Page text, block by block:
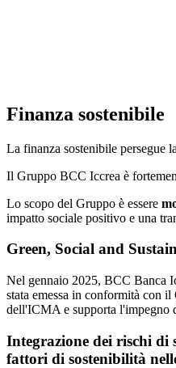
Finanza sostenibile
La finanza sostenibile persegue
Il Gruppo BCC Iccrea è
Lo scopo del Gruppo è essere
impatto sociale positivo e una
Green, Social and
Nel gennaio 2025, BCC Banca
stata emessa in conformità con
dell'ICMA e supporta l'impegno
Integrazione dei rischi di
fattori di sostenibilità